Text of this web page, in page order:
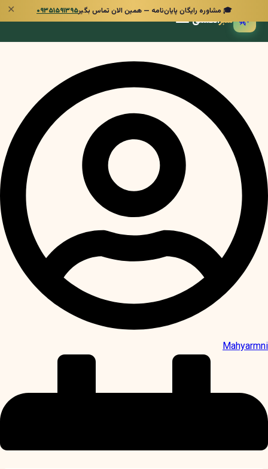
🎓 مشاوره رایگان پایان‌نامه — همین الان تماس بگیر۰۹۳۵۱۵۹۱۳۹۵ ✕
🌿 سبزانگشتی
Mahyarmni